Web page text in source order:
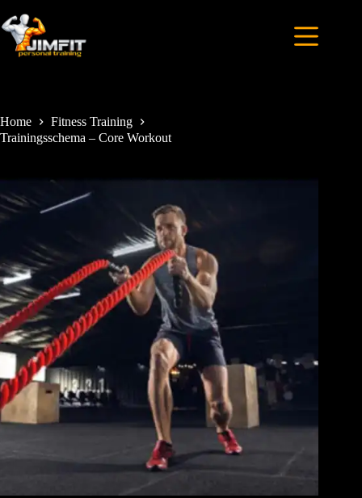
Home
Fitness Training
Trainingsschema – Core Workout